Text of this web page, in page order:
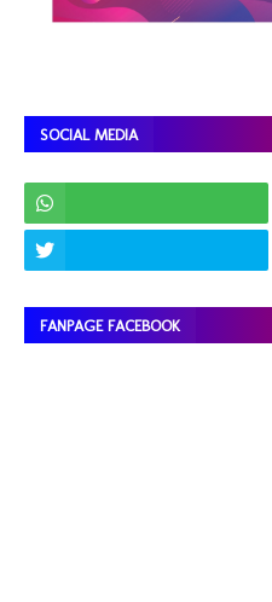
SOCIAL MEDIA
FANPAGE FACEBOOK